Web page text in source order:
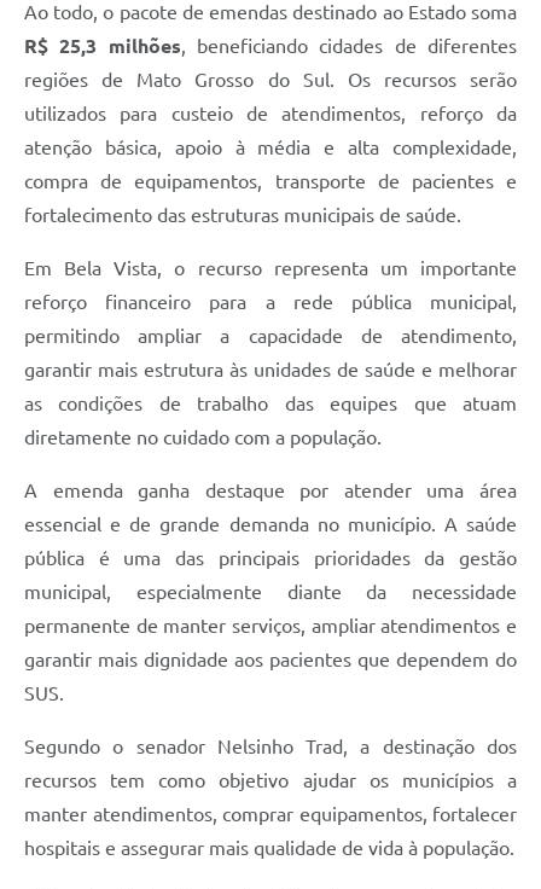
Ao todo, o pacote de emendas destinado ao Estado soma
R$ 25,3 milhões, beneficiando cidades de diferentes
regiões de Mato Grosso do Sul. Os recursos serão
utilizados para custeio de atendimentos, reforço da
atenção básica, apoio à média e alta complexidade,
compra de equipamentos, transporte de pacientes e
fortalecimento das estruturas municipais de saúde.
Em Bela Vista, o recurso representa um importante
reforço financeiro para a rede pública municipal,
permitindo ampliar a capacidade de atendimento,
garantir mais estrutura às unidades de saúde e melhorar
as condições de trabalho das equipes que atuam
diretamente no cuidado com a população.
A emenda ganha destaque por atender uma área
essencial e de grande demanda no município. A saúde
pública é uma das principais prioridades da gestão
municipal, especialmente diante da necessidade
permanente de manter serviços, ampliar atendimentos e
garantir mais dignidade aos pacientes que dependem do
SUS.
Segundo o senador Nelsinho Trad, a destinação dos
recursos tem como objetivo ajudar os municípios a
manter atendimentos, comprar equipamentos, fortalecer
hospitais e assegurar mais qualidade de vida à população.